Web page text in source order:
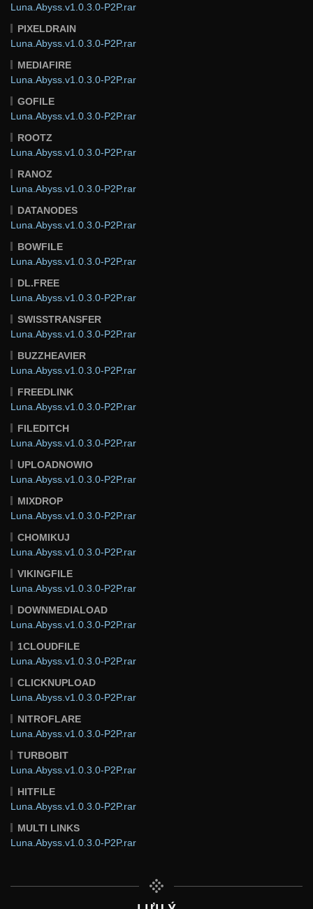
Luna.Abyss.v1.0.3.0-P2P.rar
PIXELDRAIN
Luna.Abyss.v1.0.3.0-P2P.rar
MEDIAFIRE
Luna.Abyss.v1.0.3.0-P2P.rar
GOFILE
Luna.Abyss.v1.0.3.0-P2P.rar
ROOTZ
Luna.Abyss.v1.0.3.0-P2P.rar
RANOZ
Luna.Abyss.v1.0.3.0-P2P.rar
DATANODES
Luna.Abyss.v1.0.3.0-P2P.rar
BOWFILE
Luna.Abyss.v1.0.3.0-P2P.rar
DL.FREE
Luna.Abyss.v1.0.3.0-P2P.rar
SWISSTRANSFER
Luna.Abyss.v1.0.3.0-P2P.rar
BUZZHEAVIER
Luna.Abyss.v1.0.3.0-P2P.rar
FREEDLINK
Luna.Abyss.v1.0.3.0-P2P.rar
FILEDITCH
Luna.Abyss.v1.0.3.0-P2P.rar
UPLOADNOWIO
Luna.Abyss.v1.0.3.0-P2P.rar
MIXDROP
Luna.Abyss.v1.0.3.0-P2P.rar
CHOMIKUJ
Luna.Abyss.v1.0.3.0-P2P.rar
VIKINGFILE
Luna.Abyss.v1.0.3.0-P2P.rar
DOWNMEDIALOAD
Luna.Abyss.v1.0.3.0-P2P.rar
1CLOUDFILE
Luna.Abyss.v1.0.3.0-P2P.rar
CLICKNUPLOAD
Luna.Abyss.v1.0.3.0-P2P.rar
NITROFLARE
Luna.Abyss.v1.0.3.0-P2P.rar
TURBOBIT
Luna.Abyss.v1.0.3.0-P2P.rar
HITFILE
Luna.Abyss.v1.0.3.0-P2P.rar
MULTI LINKS
Luna.Abyss.v1.0.3.0-P2P.rar